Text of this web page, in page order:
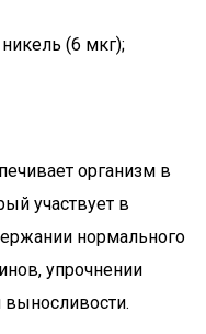
(6 мкг);
организм в
участвует в
нормального
упрочнении